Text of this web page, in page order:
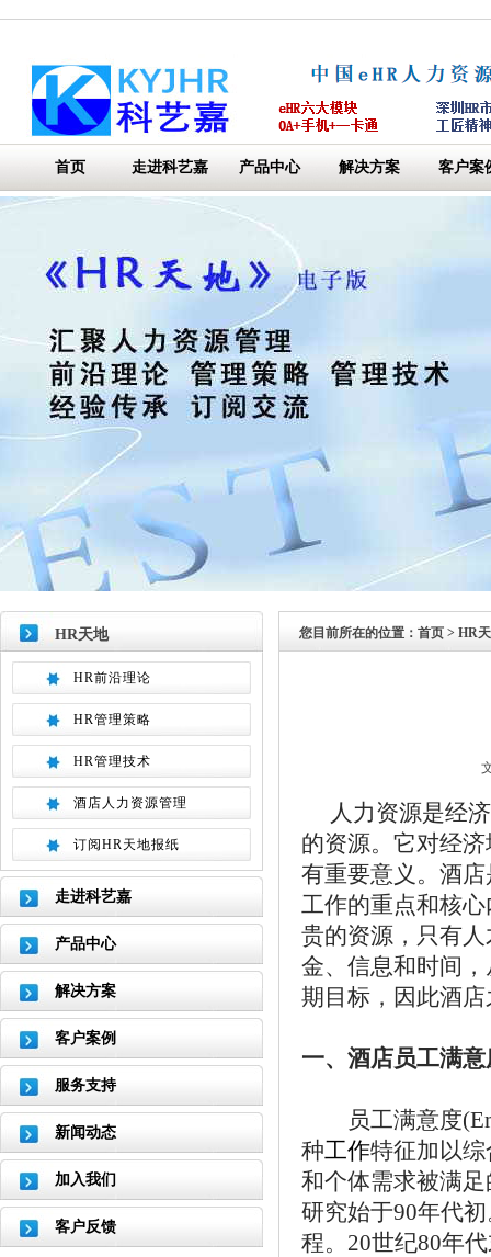
首页 走进科艺嘉 产品中心 解决方案 客户案
HR天地
HR前沿理论
HR管理策略
HR管理技术
酒店人力资源管理
订阅HR天地报纸
走进科艺嘉
产品中心
解决方案
客户案例
服务支持
新闻动态
加入我们
客户反馈
您目前所在的位置： 首页 > HR
人力资源是经济
的资源。它对经
有重要意义。酒
工作的重点和核
贵的资源，只有
金、信息和时间
期目标，因此酒
一、酒店员工满意
员工满意度
种工作特征加以
和个体需求被满
研究始于90年代
程。20世纪80年